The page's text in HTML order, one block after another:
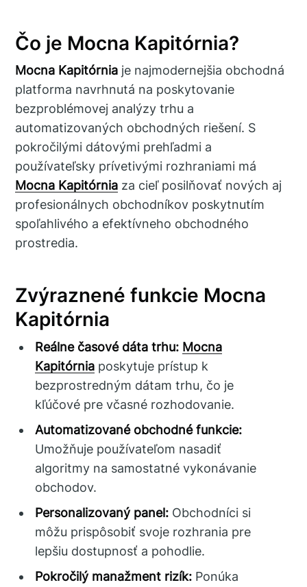
Čo je Mocna Kapitórnia?
Mocna Kapitórnia je najmodernejšia obchodná
platforma navrhnutá na poskytovanie
bezproblémovej analýzy trhu a
automatizovaných obchodných riešení. S
pokročilými dátovými prehľadmi a
používateľsky prívetivými rozhraniami má
Mocna Kapitórnia za cieľ posilňovať nových aj
profesionálnych obchodníkov poskytnutím
spoľahlivého a efektívneho obchodného
prostredia.
Zvýraznené funkcie Mocna
Kapitórnia
Reálne časové dáta trhu: Mocna
Kapitórnia poskytuje prístup k
bezprostredným dátam trhu, čo je
kľúčové pre včasné rozhodovanie.
Automatizované obchodné funkcie:
Umožňuje používateľom nasadiť
algoritmy na samostatné vykonávanie
obchodov.
Personalizovaný panel: Obchodníci si
môžu prispôsobiť svoje rozhrania pre
lepšiu dostupnosť a pohodlie.
Pokročilý manažment rizík: Ponúka